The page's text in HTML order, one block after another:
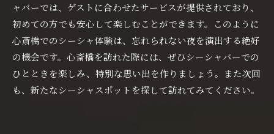
ャバーでは、ゲストに合わせたサービスが提供されており、
初めての方でも安心して楽しむことができます。このように
心斎橋でのシーシャ体験は、忘れられない夜を演出する絶好
の機会です。心斎橋を訪れた際には、ぜひシーシャバーでの
ひとときを楽しみ、特別な思い出を作りましょう。また次回
も、新たなシーシャスポットを探して訪れてみてください。